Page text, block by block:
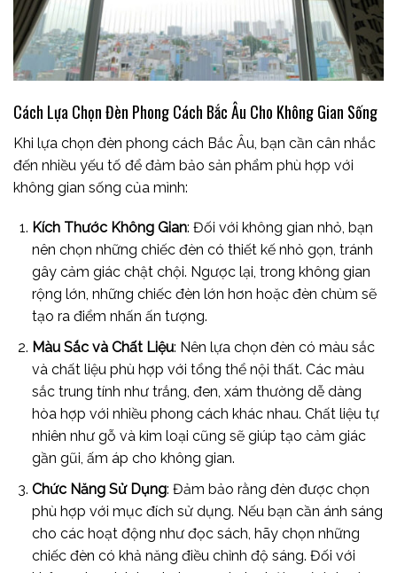
Cách Lựa Chọn Đèn Phong Cách Bắc Âu Cho Không Gian Sống
Khi lựa chọn đèn phong cách Bắc Âu, bạn cần cân nhắc
đến nhiều yếu tố để đảm bảo sản phẩm phù hợp với
không gian sống của mình:
Kích Thước Không Gian: Đối với không gian nhỏ, bạn
nên chọn những chiếc đèn có thiết kế nhỏ gọn, tránh
gây cảm giác chật chội. Ngược lại, trong không gian
rộng lớn, những chiếc đèn lớn hơn hoặc đèn chùm sẽ
tạo ra điểm nhấn ấn tượng.
Màu Sắc và Chất Liệu: Nên lựa chọn đèn có màu sắc
và chất liệu phù hợp với tổng thể nội thất. Các màu
sắc trung tính như trắng, đen, xám thường dễ dàng
hòa hợp với nhiều phong cách khác nhau. Chất liệu tự
nhiên như gỗ và kim loại cũng sẽ giúp tạo cảm giác
gần gũi, ấm áp cho không gian.
Chức Năng Sử Dụng: Đảm bảo rằng đèn được chọn
phù hợp với mục đích sử dụng. Nếu bạn cần ánh sáng
cho các hoạt động như đọc sách, hãy chọn những
chiếc đèn có khả năng điều chỉnh độ sáng. Đối với